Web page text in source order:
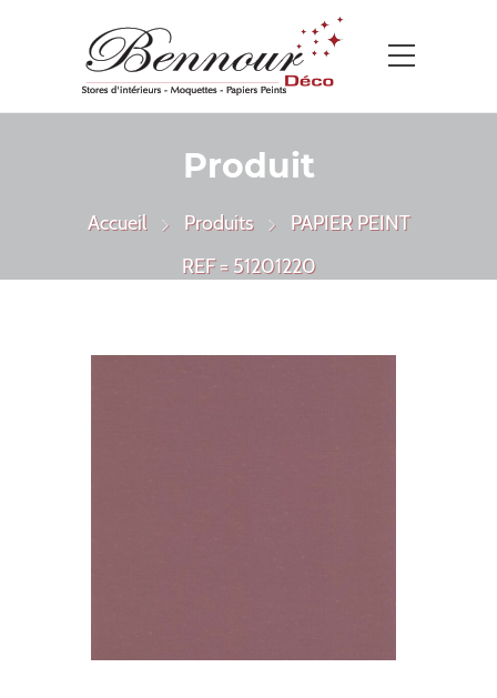
Produit
Accueil Produits
PAPIER PEINT
REF = 51201220